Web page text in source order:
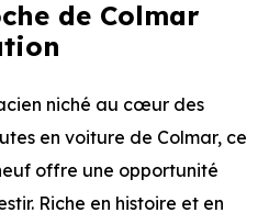
de Colmar
niché au cœur des
en voiture de Colmar, ce
offre une opportunité
Riche en histoire et en